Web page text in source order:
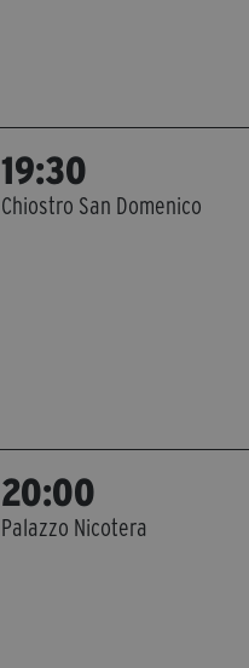
19:30
Chiostro San Domenico
20:00
Palazzo Nicotera